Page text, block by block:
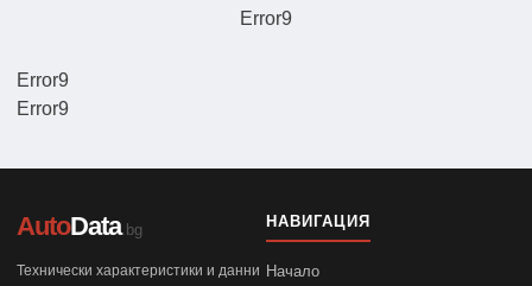
Error9
Error9
Error9
AutoData.bg
Технически характеристики и данни
НАВИГАЦИЯ
Начало